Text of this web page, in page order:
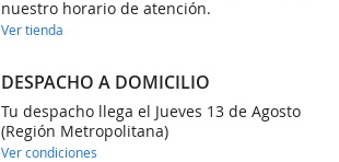
nuestro horario de atención.
Ver tienda
DESPACHO A DOMICILIO
Tu despacho llega el Jueves 13 de Agosto
(Región Metropolitana)
Ver condiciones